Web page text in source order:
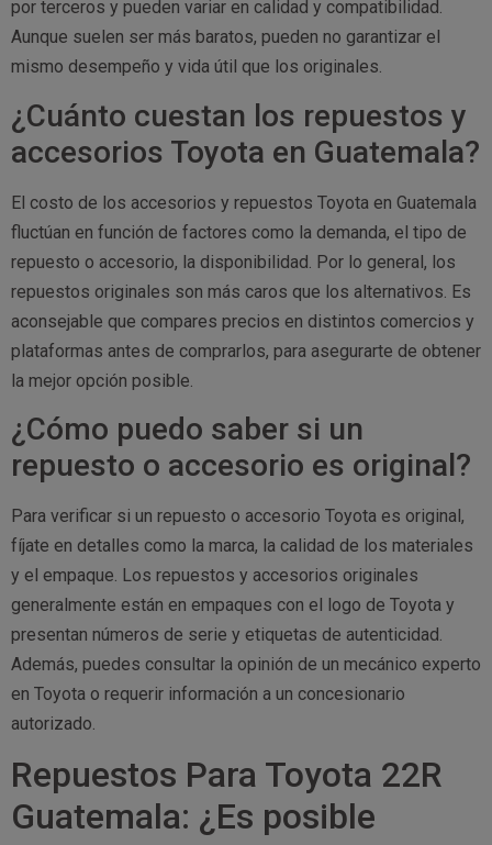
por terceros y pueden variar en calidad y compatibilidad.
Aunque suelen ser más baratos, pueden no garantizar el
mismo desempeño y vida útil que los originales.
¿Cuánto cuestan los repuestos y
accesorios Toyota en Guatemala?
El costo de los accesorios y repuestos Toyota en Guatemala
fluctúan en función de factores como la demanda, el tipo de
repuesto o accesorio, la disponibilidad. Por lo general, los
repuestos originales son más caros que los alternativos. Es
aconsejable que compares precios en distintos comercios y
plataformas antes de comprarlos, para asegurarte de obtener
la mejor opción posible.
¿Cómo puedo saber si un
repuesto o accesorio es original?
Para verificar si un repuesto o accesorio Toyota es original,
fíjate en detalles como la marca, la calidad de los materiales
y el empaque. Los repuestos y accesorios originales
generalmente están en empaques con el logo de Toyota y
presentan números de serie y etiquetas de autenticidad.
Además, puedes consultar la opinión de un mecánico experto
en Toyota o requerir información a un concesionario
autorizado.
Repuestos Para Toyota 22R
Guatemala: ¿Es posible